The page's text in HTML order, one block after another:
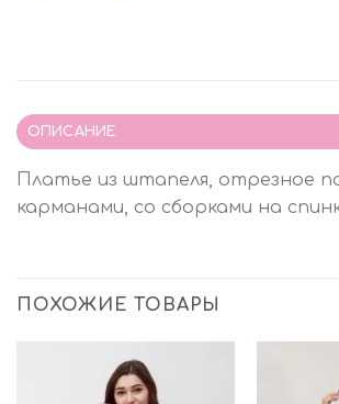
ОПИСАНИЕ
Платье из штапеля, отрезное
карманами, со сборками на
ПОХОЖИЕ ТОВАРЫ